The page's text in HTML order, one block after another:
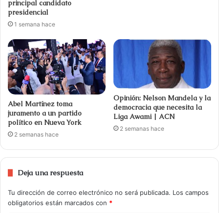
principal candidato
presidencial
1 semana hace
Abel Martínez toma
juramento a un partido
político en Nueva York
2 semanas hace
Opinión: Nelson Mandela y la
democracia que necesita la
Liga Awami | ACN
2 semanas hace
Deja una respuesta
Tu dirección de correo electrónico no será publicada. Los campos
obligatorios están marcados con *